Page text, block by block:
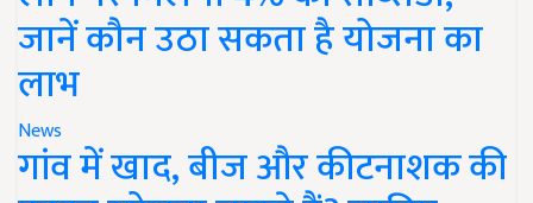
जानें कौन उठा सकता है योजना का
लाभ
News
गांव में खाद, बीज और कीटनाशक की